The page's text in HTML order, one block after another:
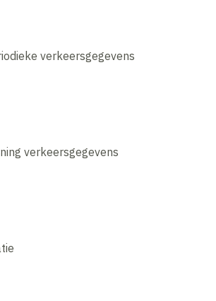
verkeersgegevens
verkeersgegevens